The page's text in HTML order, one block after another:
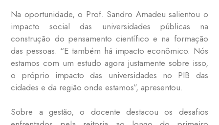
Na oportunidade, o Prof. Sandro Amadeu salientou o
impacto social das universidades públicas na
construção do pensamento científico e na formação
das pessoas. “E também há impacto econômico. Nós
estamos com um estudo agora justamente sobre isso,
o próprio impacto das universidades no PIB das
cidades e da região onde estamos”, apresentou.
Sobre a gestão, o docente destacou os desafios